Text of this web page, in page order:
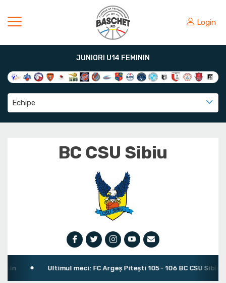
Login
JUNIORI U14 FEMININ
Echipe
BC CSU Sibiu
Ultimul meci: FC Argeș Pitești 105 - 106 BC CSU Sibiu